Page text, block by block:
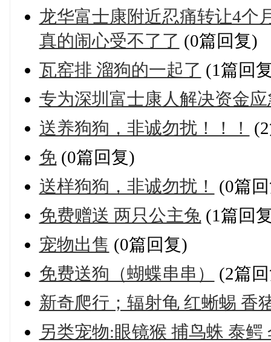
龙华富士康附近忍痛转让4个
真的闹心受不了了 (0篇回复)
瓦窑排 溜狗的一起了 (1篇回
专为深圳富士康人解决资金应
送养狗狗，非诚勿扰！！！
免(0篇回复)
送样狗狗，非诚勿扰！
(0篇
免费赠送 两只公主兔(1篇回
宠物出售 (0篇回复)
免费送狗（蝴蝶串串）
(2篇
新奇爬行；辐射龟 红蜥蜴 香
另类宠物:眼镜猴 捕鸟蛛 泰鳄